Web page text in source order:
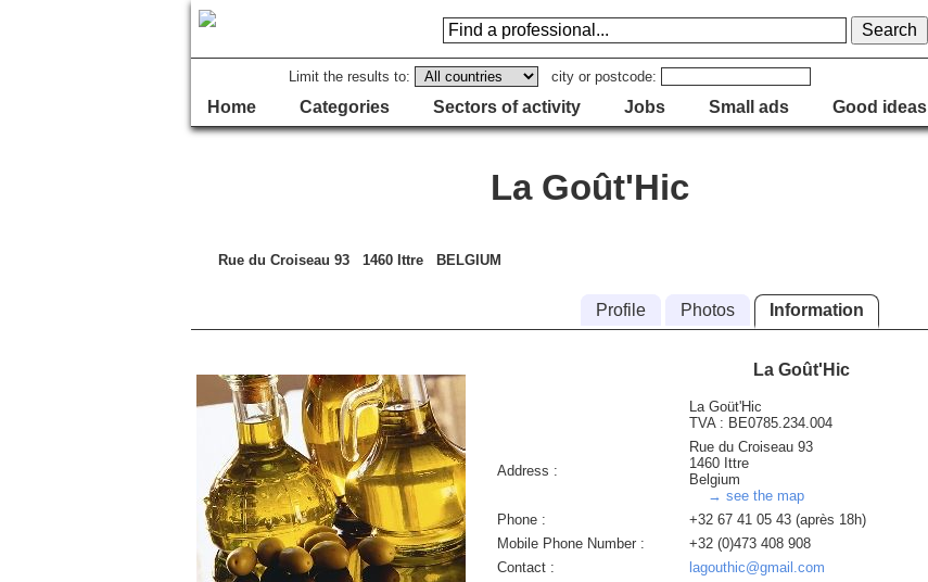
Limit the results to: city or postcode:
Home Categories Sectors of activity Jobs Small ads Good ideas
La Goût'Hic
Rue du Croiseau 93 1460 Ittre BELGIUM
Profile Photos Information
La Goût'Hic
La Goüt'Hic
TVA : BE0785.234.004
Address :
Rue du Croiseau 93
1460 Ittre
Belgium
→ see the map
Phone :
+32 67 41 05 43 (après 18h)
Mobile Phone Number :
+32 (0)473 408 908
Contact :
lagouthic@gmail.com